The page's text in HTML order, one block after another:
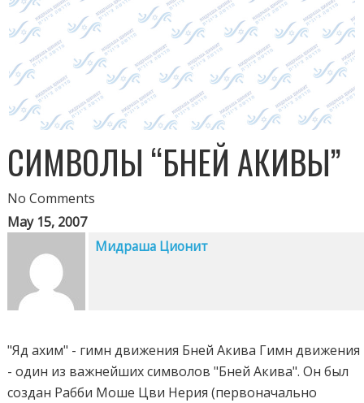
СИМВОЛЫ “БНЕЙ АКИВЫ”
No Comments
May 15, 2007
Мидраша Ционит
"Яд ахим" - гимн движения Бней Акива Гимн движения
- один из важнейших символов "Бней Акива". Он был
создан Рабби Моше Цви Нерия (первоначально